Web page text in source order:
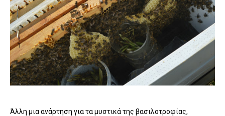
Άλλη μια ανάρτηση για τα μυστικά της βασιλοτροφίας,